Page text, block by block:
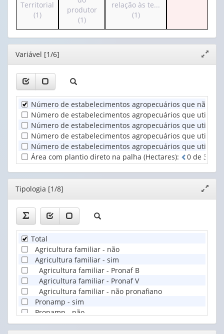
do
produtor
o
cabeçalho
1
valor):
Unidade
Territorial
(1)
Territorial
(1)
cabeçalho
(possui
apenas
1
de
do
produtor
(1)
produtor
(1)
o
cabeçalho
1
produtor
em
relação
às
te...
(1)
relação às te...
(1)
Editor
janela
Variável [1/6]
Número de estabelecimentos agropecuários que não
Número de estabelecimentos agropecuários que
Número de estabelecimentos agropecuários que
Número de estabelecimentos agropecuários que
Número de estabelecimentos agropecuários que
Área com plantio direto na palha (Hectares): 0 de 3
Editor
janela
Tipologia [1/8]
Total
Agricultura familiar - não
Agricultura familiar - sim
Agricultura familiar - Pronaf B
Agricultura familiar - Pronaf V
Agricultura familiar - não pronafiano
Pronamp - sim
Pronamp - não